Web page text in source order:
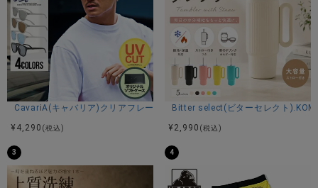
サイズ(cm)
FREE：頭周り59高さ8ツバの長さ5
素材
綿100%
カラー展開
CavariA(キャバリア)クリアフレームUVカットサングラス/全4色
¥ 4,290 (税込)
Bitter select(ビターセレクト
¥ 2,990 (税込)
3 4